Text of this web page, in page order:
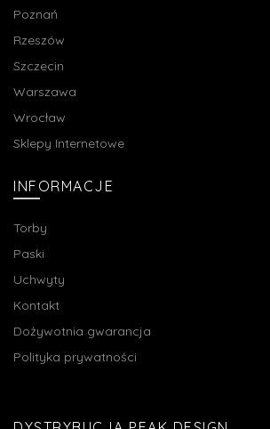
Poznań
Rzeszów
Szczecin
Warszawa
Wrocław
Sklepy Internetowe
INFORMACJE
Torby
Paski
Uchwyty
Kontakt
Dożywotnia gwarancja
Polityka prywatności